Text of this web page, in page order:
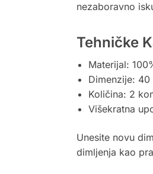
nezaboravno
Tehničke
Materijal:
Dimenzije:
Količina: 2
Višekratna
Unesite novu
dimljenja kao